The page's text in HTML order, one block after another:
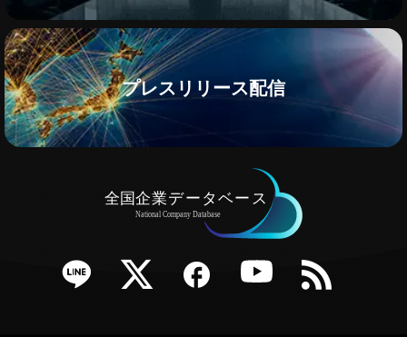
プレスリリース配信
Twitter Facebook YouTube RSS